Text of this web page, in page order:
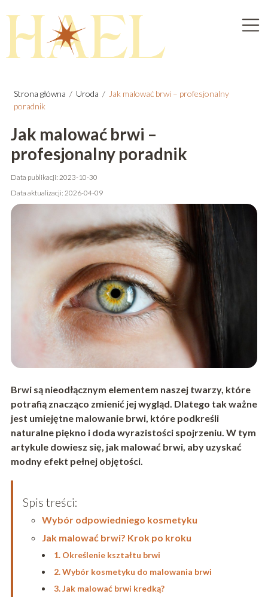
Strona główna / Uroda / Jak malować brwi – profesjonalny
poradnik
Jak malować brwi –
profesjonalny poradnik
Data publikacji: 2023-10-30
Data aktualizacji: 2026-04-09
Brwi są nieodłącznym elementem naszej twarzy, które
potrafią znacząco zmienić jej wygląd. Dlatego tak ważne
jest umiejętne malowanie brwi, które podkreśli
naturalne piękno i doda wyrazistości spojrzeniu. W tym
artykule dowiesz się, jak malować brwi, aby uzyskać
modny efekt pełnej objętości.
Spis treści:
Wybór odpowiedniego kosmetyku
Jak malować brwi? Krok po kroku
1. Określenie kształtu brwi
2. Wybór kosmetyku do malowania brwi
3. Jak malować brwi kredką?